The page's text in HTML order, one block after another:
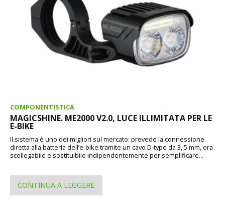
COMPONENTISTICA
MAGICSHINE. ME2000 V2.0, LUCE ILLIMITATA PER LE
E-BIKE
Il sistema è uno dei migliori sul mercato: prevede la connessione
diretta alla batteria dell’e-bike tramite un cavo D-type da 3, 5 mm, ora
scollegabile e sostituibile indipendentemente per semplificare...
CONTINUA A LEGGERE